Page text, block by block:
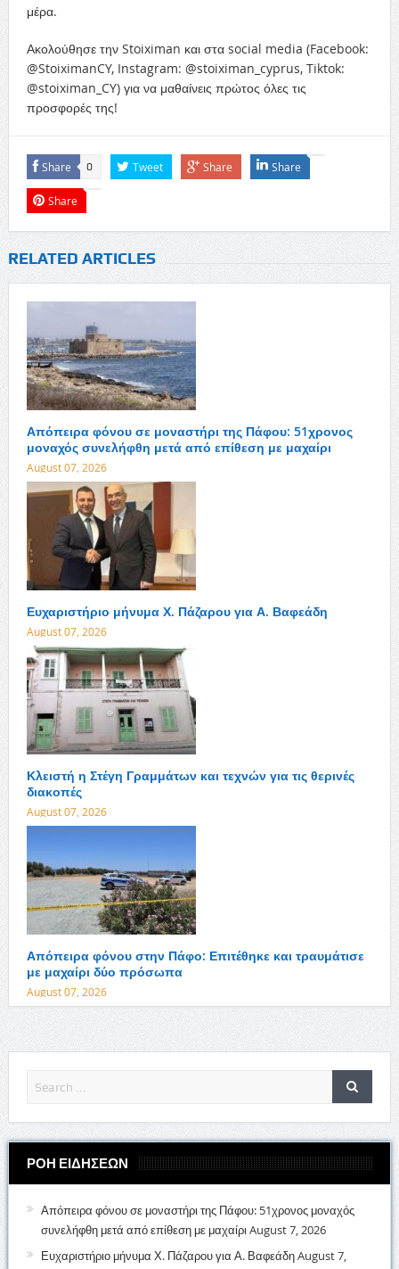
μέρα.
Ακολούθησε την Stoiximan και στα social media (Facebook:
@StoiximanCY, Instagram: @stoiximan_cyprus, Tiktok:
@stoiximan_CY) για να μαθαίνεις πρώτος όλες τις
προσφορές της!
Share 0 Tweet Share Share
Share
RELATED ARTICLES
Απόπειρα φόνου σε μοναστήρι της Πάφου: 51χρονος
μοναχός συνελήφθη μετά από επίθεση με μαχαίρι
August 07, 2026
Ευχαριστήριο μήνυμα Χ. Πάζαρου για Α. Βαφεάδη
August 07, 2026
Κλειστή η Στέγη Γραμμάτων και τεχνών για τις θερινές
διακοπές
August 07, 2026
Απόπειρα φόνου στην Πάφο: Επιτέθηκε και τραυμάτισε
με μαχαίρι δύο πρόσωπα
August 07, 2026
ΡΟΗ ΕΙΔΗΣΕΩΝ
Απόπειρα φόνου σε μοναστήρι της Πάφου: 51χρονος μοναχός
συνελήφθη μετά από επίθεση με μαχαίρι August 7, 2026
Ευχαριστήριο μήνυμα Χ. Πάζαρου για Α. ΒαφεάδηAugust 7,